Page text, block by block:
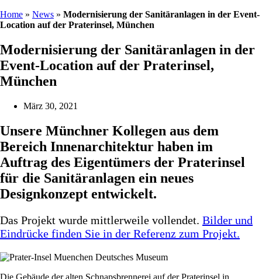
Home » News » Modernisierung der Sanitäranlagen in der Event-
Location auf der Praterinsel, München
Modernisierung der Sanitäranlagen in der
Event-Location auf der Praterinsel,
München
März 30, 2021
Unsere Münchner Kollegen aus dem
Bereich Innenarchitektur haben im
Auftrag des Eigentümers der Praterinsel
für die Sanitäranlagen ein neues
Designkonzept entwickelt.
Das Projekt wurde mittlerweile vollendet. Bilder und
Eindrücke finden Sie in der Referenz zum Projekt.
Die Gebäude der alten Schnapsbrennerei auf der Praterinsel in